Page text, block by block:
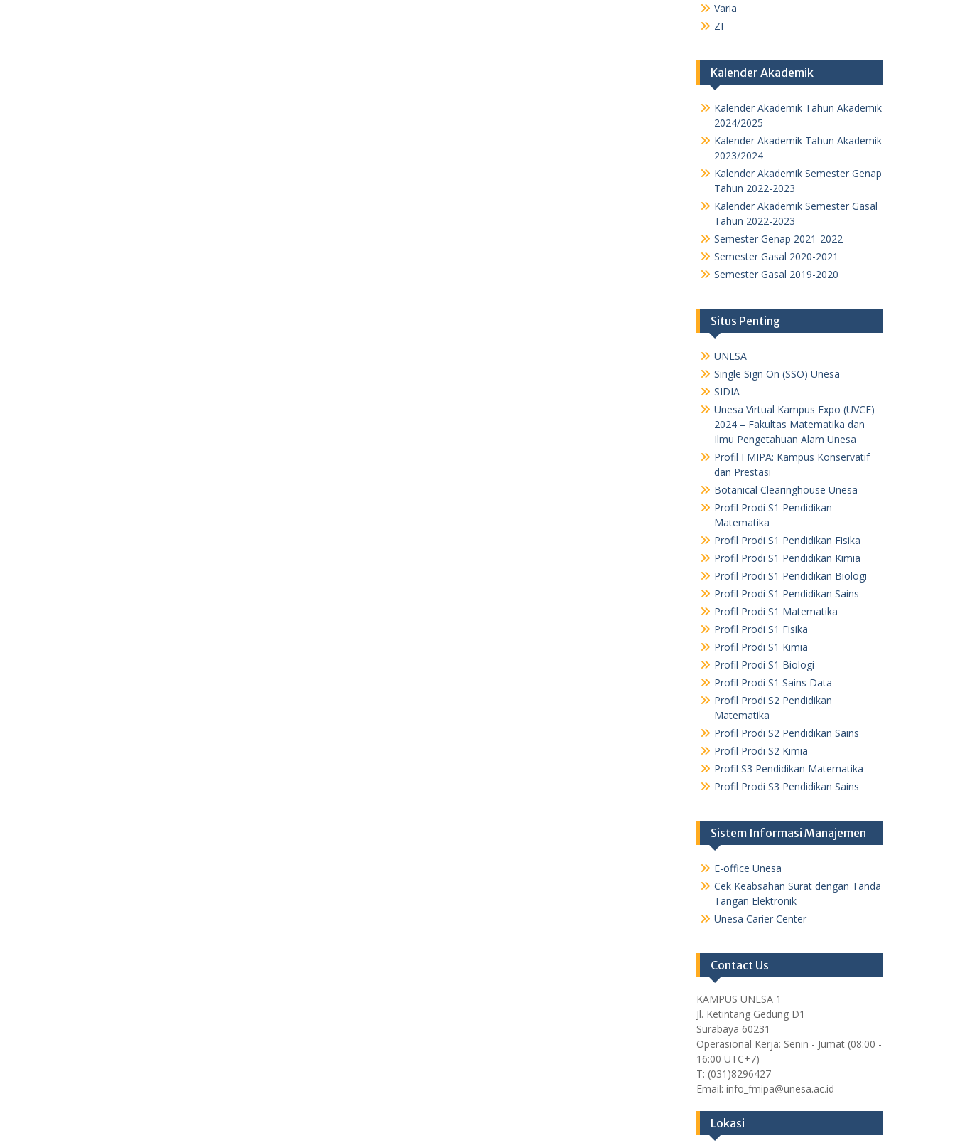
Varia
ZI
Kalender Akademik
Kalender Akademik Tahun Akademik
2024/2025
Kalender Akademik Tahun Akademik
2023/2024
Kalender Akademik Semester Genap
Tahun 2022-2023
Kalender Akademik Semester Gasal
Tahun 2022-2023
Semester Genap 2021-2022
Semester Gasal 2020-2021
Semester Gasal 2019-2020
Situs Penting
UNESA
Single Sign On (SSO) Unesa
SIDIA
Unesa Virtual Kampus Expo (UVCE)
2024 – Fakultas Matematika dan
Ilmu Pengetahuan Alam Unesa
Profil FMIPA: Kampus Konservatif
dan Prestasi
Botanical Clearinghouse Unesa
Profil Prodi S1 Pendidikan
Matematika
Profil Prodi S1 Pendidikan Fisika
Profil Prodi S1 Pendidikan Kimia
Profil Prodi S1 Pendidikan Biologi
Profil Prodi S1 Pendidikan Sains
Profil Prodi S1 Matematika
Profil Prodi S1 Fisika
Profil Prodi S1 Kimia
Profil Prodi S1 Biologi
Profil Prodi S1 Sains Data
Profil Prodi S2 Pendidikan
Matematika
Profil Prodi S2 Pendidikan Sains
Profil Prodi S2 Kimia
Profil S3 Pendidikan Matematika
Profil Prodi S3 Pendidikan Sains
Sistem Informasi Manajemen
E-office Unesa
Cek Keabsahan Surat dengan Tanda
Tangan Elektronik
Unesa Carier Center
Contact Us
KAMPUS UNESA 1
Jl. Ketintang Gedung D1
Surabaya 60231
Operasional Kerja: Senin - Jumat (08:00 -
16:00 UTC+7)
T: (031)8296427
Email: info_fmipa@unesa.ac.id
Lokasi